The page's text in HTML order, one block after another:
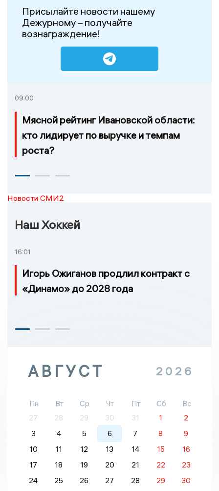
Присылайте новости нашему
Дежурному – получайте
вознаграждение!
09:00
Мясной рейтинг Ивановской области:
кто лидирует по выручке и темпам
роста?
Новости СМИ2
Наш Хоккей
16:01
Игорь Ожиганов продлил контракт с
«Динамо» до 2028 года
АВГУСТ 2026
Пн Вт Ср Чт Пт Сб
Вс
27
28 29 30 31 1
2
3
4 5 6 7 8
9
10
11 12 13 14 15
16
17
18 19 20 21 22
23
24
25 26 27 28 29
30